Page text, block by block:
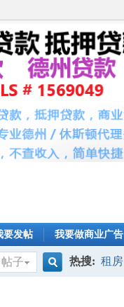
要发帖 我要做商业广告
帖子
热搜: 租房